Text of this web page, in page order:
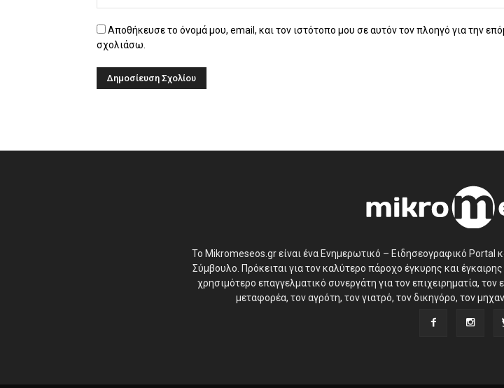
Αποθήκευσε το όνομά μου, email, και τον ιστότοπο μου σε αυτόν τον πλοηγό για την
σχολιάσω.
Το Mikromeseos.gr είναι ένα Ενημερωτικό – Ειδησεογραφικό Portal
Σύμβουλο. Πρόκειται για τον καλύτερο πάροχο έγκυρης και
χρησιμότερο επαγγελματικό συνεργάτη για τον επιχειρηματία,
μεταφορέα, τον αγρότη, τον γιατρό, τον δικηγόρο, τον